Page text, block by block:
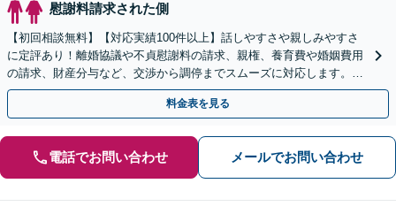
慰謝料請求された側
【初回相談無料】【対応実績100件以上】話しやすさや親しみやすさ
に定評あり！離婚協議や不貞慰謝料の請求、親権、養育費や婚姻費用
の請求、財産分与など、交渉から調停までスムーズに対応します。
【桶川駅6分】【オンライン相談OK】【子連れ相談可】
料金表を見る
電話でお問い合わせ メールでお問い合わせ